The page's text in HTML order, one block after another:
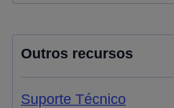
Outros recursos
Suporte Técnico